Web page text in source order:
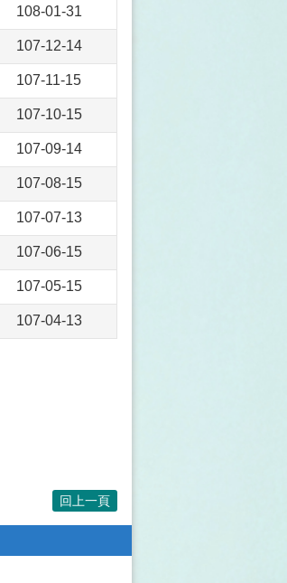
108-01-31
107-12-14
107-11-15
107-10-15
107-09-14
107-08-15
107-07-13
107-06-15
107-05-15
107-04-13
回上一頁